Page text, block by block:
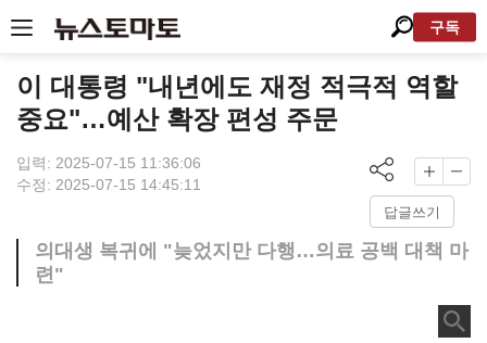
구독
이 대통령 "내년에도 재정 적극적 역할
중요"…예산 확장 편성 주문
입력: 2025-07-15 11:36:06
수정: 2025-07-15 14:45:11
답글쓰기
의대생 복귀에 "늦었지만 다행…의료 공백 대책 마
련"